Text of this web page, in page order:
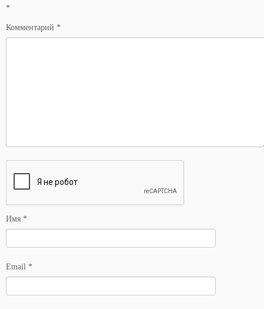
*
Комментарий *
Имя *
Email *